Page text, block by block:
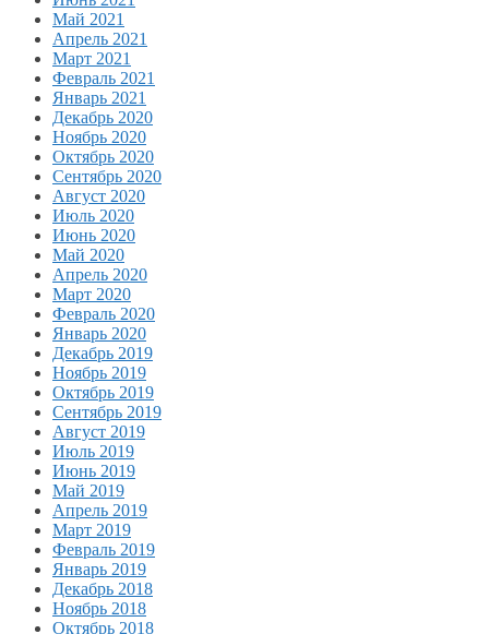
Май 2021
Апрель 2021
Март 2021
Февраль 2021
Январь 2021
Декабрь 2020
Ноябрь 2020
Октябрь 2020
Сентябрь 2020
Август 2020
Июль 2020
Июнь 2020
Май 2020
Апрель 2020
Март 2020
Февраль 2020
Январь 2020
Декабрь 2019
Ноябрь 2019
Октябрь 2019
Сентябрь 2019
Август 2019
Июль 2019
Июнь 2019
Май 2019
Апрель 2019
Март 2019
Февраль 2019
Январь 2019
Декабрь 2018
Ноябрь 2018
Октябрь 2018